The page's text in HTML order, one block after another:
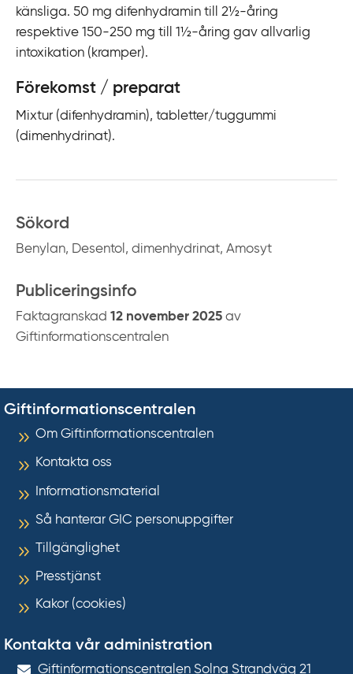
känsliga. 50 mg difenhydramin till 2½-åring
respektive 150-250 mg till 1½-åring gav allvarlig
intoxikation (kramper).
Förekomst / preparat
Mixtur (difenhydramin), tabletter/tuggummi
(dimenhydrinat).
Sökord
Benylan, Desentol, dimenhydrinat, Amosyt
Publiceringsinfo
Faktagranskad 12 november 2025 av
Giftinformationscentralen
Giftinformationscentralen
Om Giftinformationscentralen
Kontakta oss
Informationsmaterial
Så hanterar GIC personuppgifter
Tillgänglighet
Presstjänst
Kakor (cookies)
Kontakta vår administration
Gift­informations­centralen Solna Strandväg 21